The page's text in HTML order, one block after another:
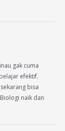
gak cuma
efektif.
bisa
naik dan